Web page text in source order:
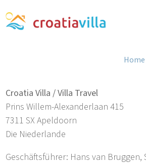
Home
Croatia Villa / Villa Travel
Prins Willem-Alexanderlaan 415
7311 SX Apeldoorn
Die Niederlande
Geschäftsführer: Hans van